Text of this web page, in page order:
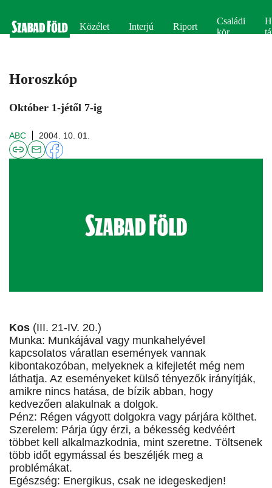
Közélet Interjú Riport
Családi
kör
Horoszkóp
Október 1-jétől 7-ig
ABC 2004. 10. 01.
Kos (III. 21-IV. 20.)
Munka: Munkájával vagy munkahelyével
kapcsolatos váratlan események vannak
kibontakozóban, melyeknek a kifejletét még nem
láthatja. Az eseményeket külső tényezők irányítják,
amikre nincs hatása, de bízik abban, hogy
kedvezően alakulnak a dolgok.
Pénz: Régen vágyott dolgokra vagy párjára költhet.
Szerelem: Párja úgy érzi, a békesség kedvéért
többet kell alkalmazkodnia, mint szeretne. Töltsenek
több időt egymással és beszéljék meg a
problémákat.
Egészség: Energikus, csak ne idegeskedjen!